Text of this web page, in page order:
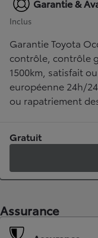
Garantie &
Inclus
Garantie Toyota
contrôle, contrôle
1500km, satisfait
européenne 24h/
ou rapatriement
Gratuit
Assurance